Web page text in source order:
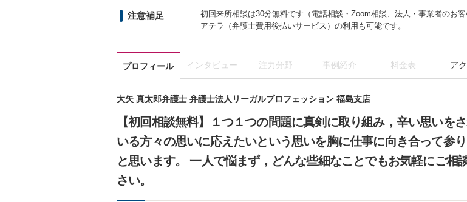
注意補足
初回来所相談は30分無料です（電話相談・Zoom相談、法人・事業者のお
アテラ（弁護士費用後払いサービス）の利用も可能です。
プロフィール インタビュー 注力分野 事例紹介 料金表 ア
大矢 真太郎弁護士 弁護士法人リーガルプロフェッション 福島支店
【初回相談無料】１つ１つの問題に真剣に取り組み，辛い思いを
いる方々の思いに応えたいという思いを胸に仕事に向き合って参
と思います。 一人で悩まず，どんな些細なことでもお気軽にご相
さい。